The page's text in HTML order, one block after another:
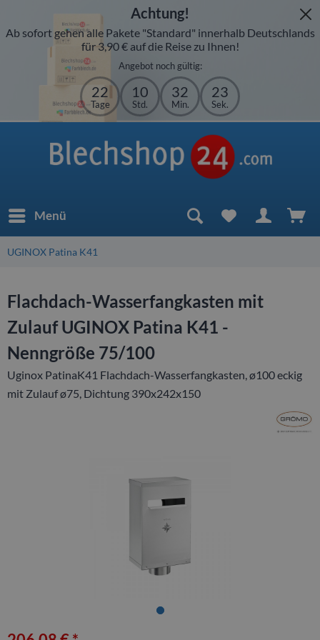
Achtung!
Ab sofort gehen alle Pakete "Standard" innerhalb Deutschlands
für 3,90 € auf die Reise zu Ihnen!
Angebot noch gültig:
22
Tage
10
Std.
32
Min.
23
Sek.
Menü
UGINOX Patina K41
Flachdach-Wasserfangkasten mit
Zulauf UGINOX Patina K41 -
Nenngröße 75/100
Uginox PatinaK41 Flachdach-Wasserfangkasten, ø100 eckig
mit Zulauf ø75, Dichtung 390x242x150